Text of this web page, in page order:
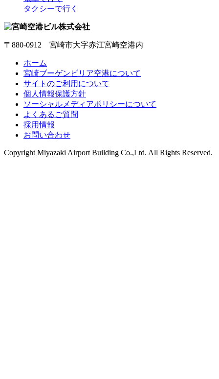
タクシーで行く
〒880-0912 宮崎市大字赤江宮崎空港内
ホーム
宮崎ブーゲンビリア空港について
サイトのご利用について
個人情報保護方針
ソーシャルメディアポリシーについて
よくあるご質問
採用情報
お問い合わせ
Copyright Miyazaki Airport Building Co.,Ltd. All Rights Reserved.